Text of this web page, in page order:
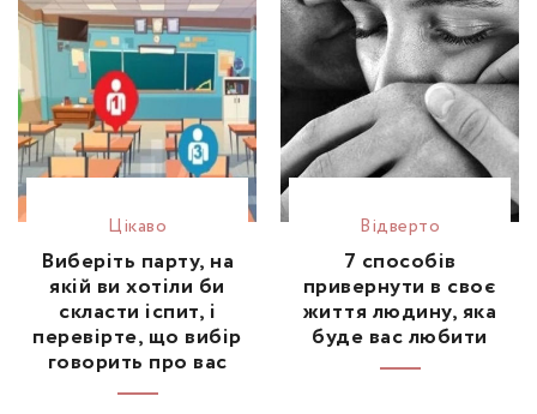
Цікаво
Виберіть парту, на
якій ви хотіли би
скласти іспит, і
перевірте, що вибір
говорить про вас
Відвертo
7 способів
привернути в своє
життя людину, яка
буде вас любити